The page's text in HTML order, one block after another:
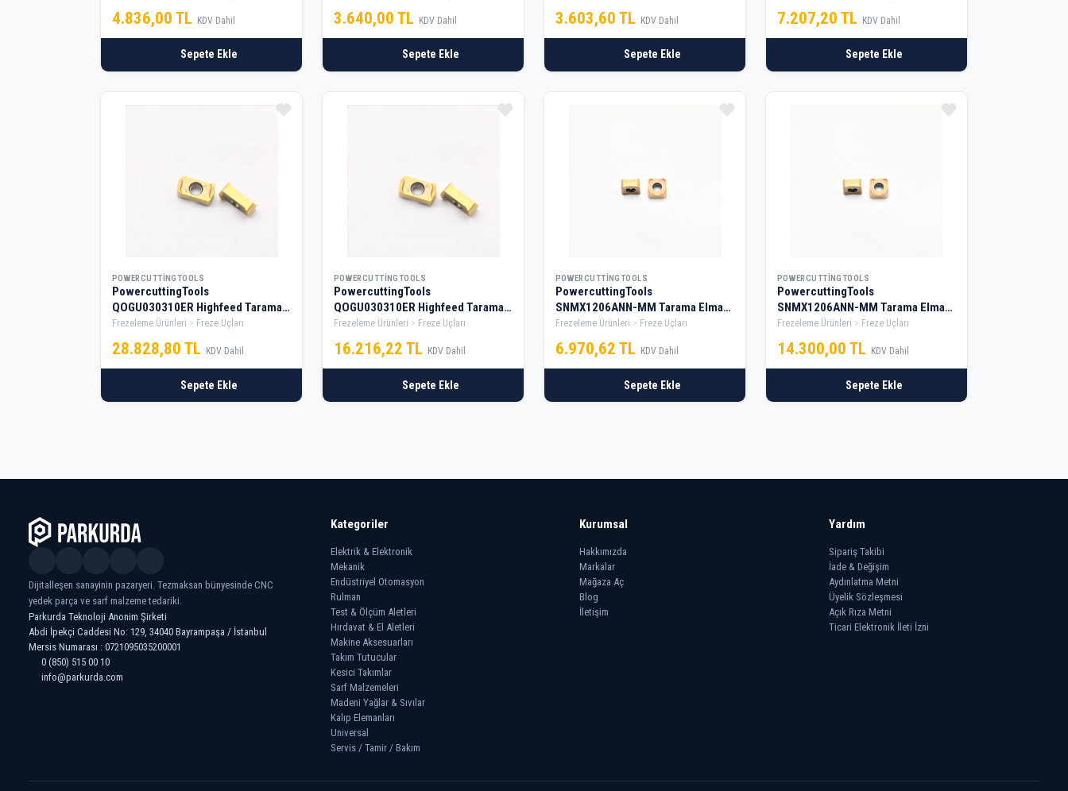
4.836,00 TL KDV Dahil
Sepete Ekle
3.640,00 TL KDV Dahil
Sepete Ekle
3.603,60 TL KDV Dahil
Sepete Ekle
7.207,20 TL KDV Dahil
Sepete Ekle
POWERCUTTINGTOOLS
PowercuttingTools
QOGU030310ER Highfeed Tarama
Elması — 10 Kutu
Frezeleme Ürünleri Freze Uçları
28.828,80 TL KDV Dahil
Sepete Ekle
POWERCUTTINGTOOLS
PowercuttingTools
QOGU030310ER Highfeed Tarama
Elması — 5 Kutu
Frezeleme Ürünleri Freze Uçları
16.216,22 TL KDV Dahil
Sepete Ekle
POWERCUTTINGTOOLS
PowercuttingTools
SNMX1206ANN-MM Tarama Elması
— 1 Kutu
Frezeleme Ürünleri Freze Uçları
6.970,62 TL KDV Dahil
Sepete Ekle
POWERCUTTINGTOOLS
PowercuttingTools
SNMX1206ANN-MM Tarama Elması
— 2 Kutu
Frezeleme Ürünleri Freze Uçları
14.300,00 TL KDV Dahil
Sepete Ekle
Dijitalleşen sanayinin pazaryeri. Tezmaksan bünyesinde CNC
yedek parça ve sarf malzeme tedariki.
Parkurda Teknoloji Anonim Şirketi
Abdi İpekçi Caddesi No: 129, 34040 Bayrampaşa / İstanbul
Mersis Numarası : 0721095035200001
0 (850) 515 00 10
info@parkurda.com
Kategoriler
Elektrik & Elektronik
Mekanik
Endüstriyel Otomasyon
Rulman
Test & Ölçüm Aletleri
Hırdavat & El Aletleri
Makine Aksesuarları
Takım Tutucular
Kesici Takımlar
Sarf Malzemeleri
Madeni Yağlar & Sıvılar
Kalıp Elemanları
Universal
Servis / Tamir / Bakım
Kurumsal
Hakkımızda
Markalar
Mağaza Aç
Blog
İletişim
Yardım
Sipariş Takibi
İade & Değişim
Aydınlatma Metni
Üyelik Sözleşmesi
Açık Rıza Metni
Ticari Elektronik İleti İzni